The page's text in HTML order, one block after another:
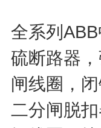
全系列
硫断路器
闸线圈，
二分闸脱